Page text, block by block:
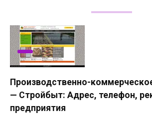
Производственно-
— Стройбыт: Адрес, телефон,
предприятия